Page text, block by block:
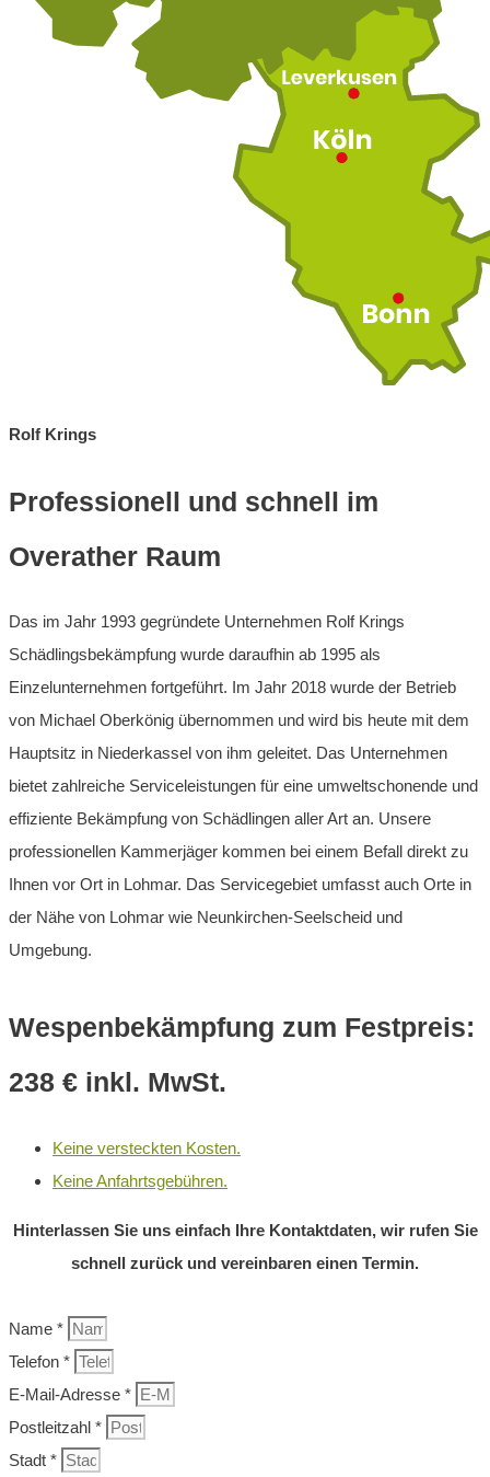
Rolf Krings
Professionell und schnell im
Overather Raum
Das im Jahr 1993 gegründete Unternehmen Rolf Krings
Schädlingsbekämpfung wurde daraufhin ab 1995 als
Einzelunternehmen fortgeführt. Im Jahr 2018 wurde der Betrieb
von Michael Oberkönig übernommen und wird bis heute mit dem
Hauptsitz in Niederkassel von ihm geleitet. Das Unternehmen
bietet zahlreiche Serviceleistungen für eine umweltschonende und
effiziente Bekämpfung von Schädlingen aller Art an. Unsere
professionellen Kammerjäger kommen bei einem Befall direkt zu
Ihnen vor Ort in Lohmar. Das Servicegebiet umfasst auch Orte in
der Nähe von Lohmar wie Neunkirchen-Seelscheid und
Umgebung.
Wespenbekämpfung zum Festpreis:
238 € inkl. MwSt.
Keine versteckten Kosten.
Keine Anfahrtsgebühren.
Hinterlassen Sie uns einfach Ihre Kontaktdaten, wir rufen Sie
schnell zurück und vereinbaren einen Termin.
Name *
Telefon *
E-Mail-Adresse *
Postleitzahl *
Stadt *